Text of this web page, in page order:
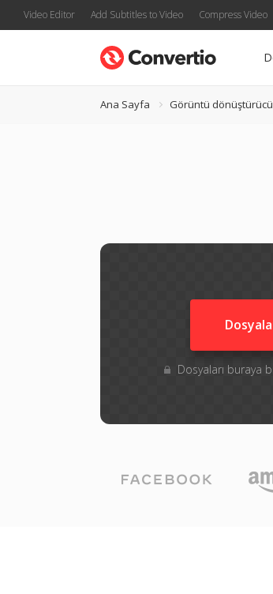
Video Editor Add Subtitles to Video Compress Video
Ana Sayfa Görüntü dönüştürücü
Dosyaları buraya